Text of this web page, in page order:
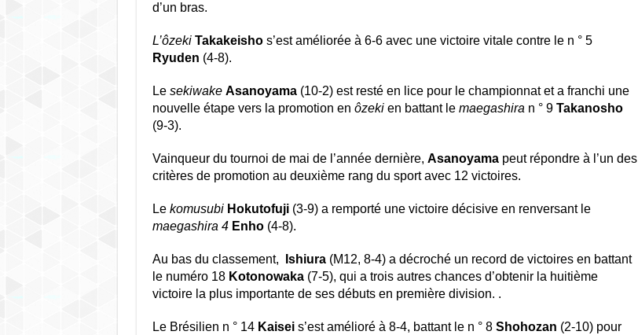
d’un bras.
L’ôzeki Takakeishos’est améliorée à 6-6 avec une victoire vitale contre le n ° 5
Ryuden (4-8).
Lesekiwake Asanoyama(10-2) est resté en lice pour le championnat et a franchi une
nouvelle étape vers la promotion en ôzekien battant le maegashira n ° 9 Takanosho
(9-3).
Vainqueur du tournoi de mai de l’année dernière, Asanoyamapeut répondre à l’un des
critères de promotion au deuxième rang du sport avec 12 victoires.
Le komusubi Hokutofuji(3-9) a remporté une victoire décisive en renversant le
maegashira 4 Enho(4-8).
Au bas du classement, Ishiura(M12, 8-4) a décroché un record de victoires en battant
le numéro 18 Kotonowaka(7-5), qui a trois autres chances d’obtenir la huitième
victoire la plus importante de ses débuts en première division. .
Le Brésilien n ° 14 Kaiseis’est amélioré à 8-4, battant le n ° 8 Shohozan (2-10) pour